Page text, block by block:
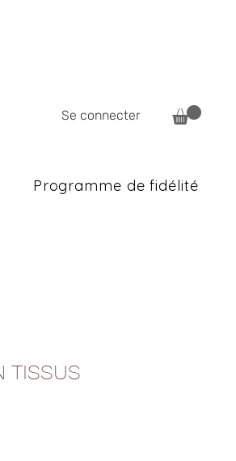
Se connecter
Programme de fidélité
TISSUS